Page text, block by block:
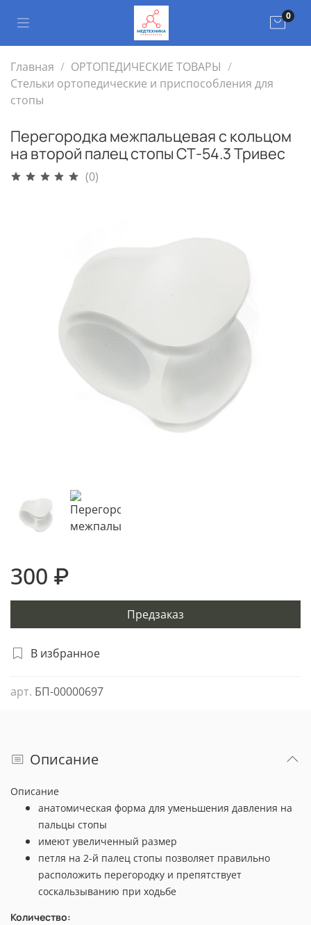
0
Главная
ОРТОПЕДИЧЕСКИЕ ТОВАРЫ
Стельки ортопедические и приспособления для
стопы
Перегородка межпальцевая с кольцом
на второй палец стопы СТ-54.3 Тривес
(0)
В избранное
арт. БП-00000697
300 ₽
Предзаказ
Описание
Описание
анатомическая форма для уменьшения давления на
пальцы стопы
имеют увеличенный размер
петля на 2-й палец стопы позволяет правильно
расположить перегородку и препятствует
соскальзыванию при ходьбе
Количество: